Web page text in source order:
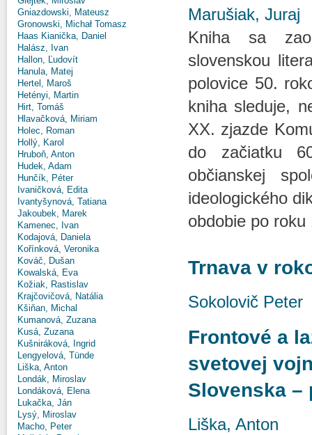
Gniazdowski, Mateusz
Gronowski, Michał Tomasz
Haas Kianička, Daniel
Halász, Ivan
Hallon, Ľudovít
Hanula, Matej
Hertel, Maroš
Hetényi, Martin
Hirt, Tomáš
Hlavačková, Miriam
Holec, Roman
Hollý, Karol
Hruboň, Anton
Hudek, Adam
Hunčík, Péter
Ivaničková, Edita
Ivantyšynová, Tatiana
Jakoubek, Marek
Kamenec, Ivan
Kodajová, Daniela
Kořínková, Veronika
Kováč, Dušan
Kowalská, Eva
Kožiak, Rastislav
Krajčovičová, Natália
Kšiňan, Michal
Kumanová, Zuzana
Kusá, Zuzana
Kušniráková, Ingrid
Lengyelová, Tünde
Liška, Anton
Londák, Miroslav
Londáková, Elena
Lukačka, Ján
Lysý, Miroslav
Macho, Peter
Marušiak, Juraj
Kniha sa
slovenskou
polovice 50.
kniha sleduje,
XX. zjazde
do začiatku
občianskej
ideologického
obdobie po
Trnava v
Sokolovič Peter
Frontové a
svetovej
Slovenska –
Liška, Anton